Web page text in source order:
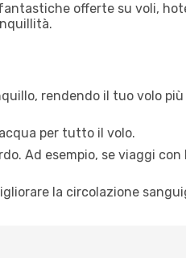
offerte su voli,
rendendo il tuo volo più
per tutto il volo.
Ad esempio, se viaggi con
la circolazione